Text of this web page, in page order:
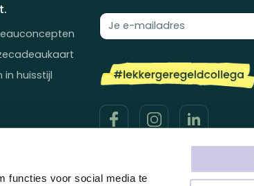
functies voor social media te
in huisstijl